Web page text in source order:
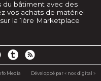
du bâtiment avec des
vos achats de matériel
la 1ère Marketplace
Media Développé par « nox digital »